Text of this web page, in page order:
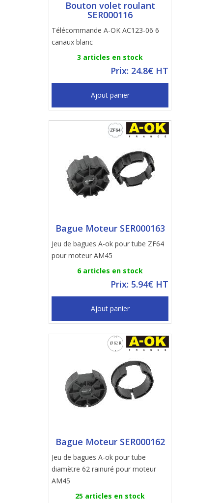
Bouton volet roulant
SER000116
Télécommande A-OK AC123-06 6
canaux blanc
3 articles en stock
Prix: 24.8€ HT
Ajout panier
Bague Moteur SER000163
Jeu de bagues A-ok pour tube ZF64
pour moteur AM45
6 articles en stock
Prix: 5.94€ HT
Ajout panier
Bague Moteur SER000162
Jeu de bagues A-ok pour tube
diamètre 62 rainuré pour moteur
AM45
25 articles en stock